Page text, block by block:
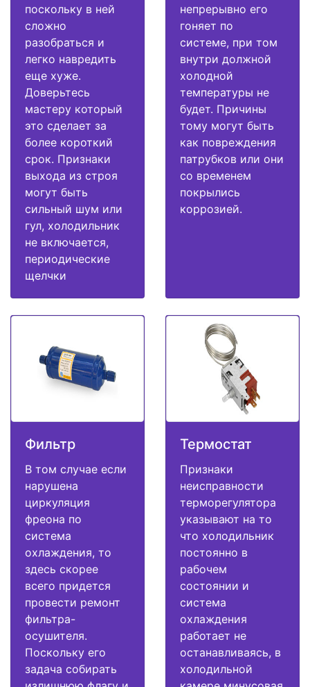
поскольку в ней
сложно
разобраться и
легко навредить
еще хуже.
Доверьтесь
мастеру который
это сделает за
более короткий
срок. Признаки
выхода из строя
могут быть
сильный шум или
гул, холодильник
не включается,
периодические
щелчки
непрерывно его
гоняет по
системе, при том
внутри должной
холодной
температуры не
будет. Причины
тому могут быть
как повреждения
патрубков или они
со временем
покрылись
коррозией.
Фильтр
В том случае если
нарушена
циркуляция
фреона по
система
охлаждения, то
здесь скорее
всего придется
провести ремонт
фильтра-
осушителя.
Поскольку его
задача собирать
Термостат
Признаки
неисправности
терморегулятора
указывают на то
что холодильник
постоянно в
рабочем
состоянии и
система
охлаждения
работает не
останавливаясь, в
холодильной